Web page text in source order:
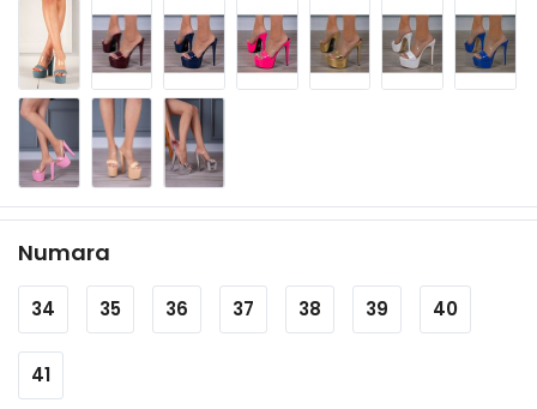
Numara
34 35 36 37 38 39 40
41